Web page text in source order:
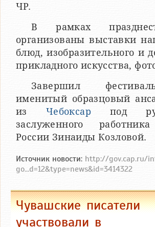
ЧР.
В рамках
организованы выставки
блюд, изобразительного и
прикладного искусства,
Завершил
именитый образцовый
из Чебоксар под
заслуженного
России Зинаиды Козловой.
Источник новости: http://gov.cap.ru/
go...d=12&type=news&id=3414322
Чувашские писатели
участвовали в